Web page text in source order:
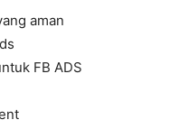
aman
FB ADS